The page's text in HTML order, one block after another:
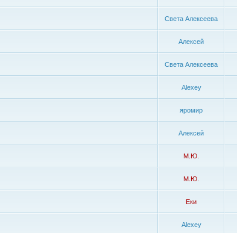
Света Алексеева
Алексей
Света Алексеева
Alexey
яромир
Алексей
М.Ю.
М.Ю.
Еки
Alexey